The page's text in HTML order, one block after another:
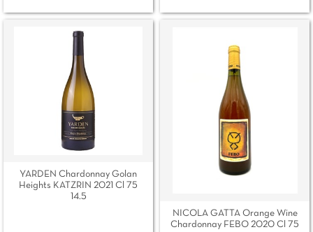
YARDEN Chardonnay Golan
Heights KATZRIN 2021 Cl 75
14.5
NICOLA GATTA Orange Wine
Chardonnay FEBO 2020 Cl 75